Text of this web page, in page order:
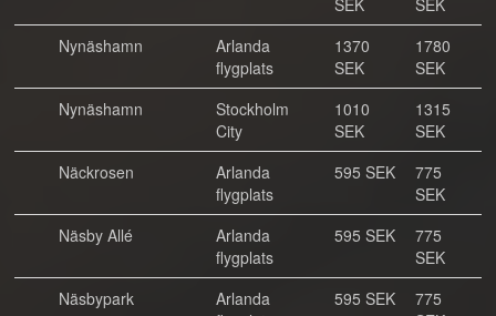
SEK
SEK
Nynäshamn
Arlanda
flygplats
1370
SEK
1780
SEK
Nynäshamn
Stockholm
City
1010
SEK
1315
SEK
Näckrosen
Arlanda
flygplats
595 SEK
775
SEK
Näsby Allé
Arlanda
flygplats
595 SEK
775
SEK
Näsbypark
Arlanda
595 SEK
775